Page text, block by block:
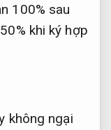
100% sau
khi ký hợp
không ngại